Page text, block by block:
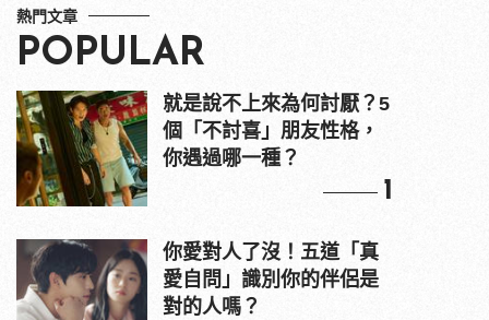
熱門文章
POPULAR
就是說不上來為何討厭？5
個「不討喜」朋友性格，
你遇過哪一種？
1
你愛對人了沒！五道「真
愛自問」識別你的伴侶是
對的人嗎？